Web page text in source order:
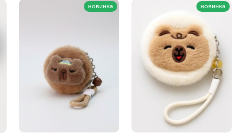
новинка новинка